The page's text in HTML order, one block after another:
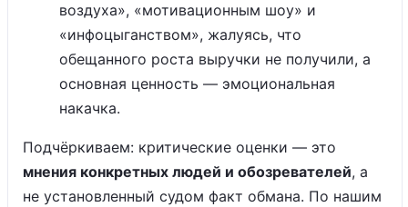
воздуха», «мотивационным шоу» и
«инфоцыганством», жалуясь, что
обещанного роста выручки не получили, а
основная ценность — эмоциональная
накачка.
Подчёркиваем: критические оценки — это
мнения конкретных людей и обозревателей, а
не установленный судом факт обмана. По нашим